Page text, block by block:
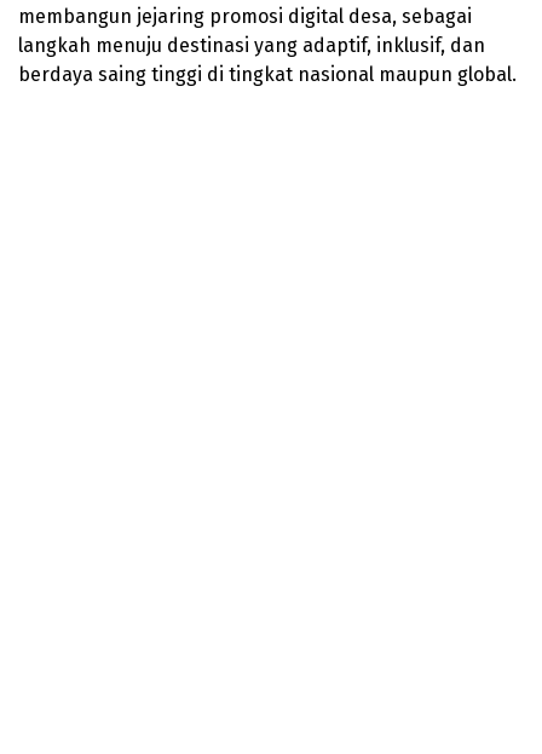
membangun jejaring promosi digital desa, sebagai
langkah menuju destinasi yang adaptif, inklusif, dan
berdaya saing tinggi di tingkat nasional maupun global.